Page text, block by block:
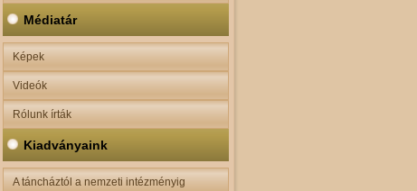
Médiatár
Képek
Videók
Rólunk írták
Kiadványaink
A táncháztól a nemzeti intézményig